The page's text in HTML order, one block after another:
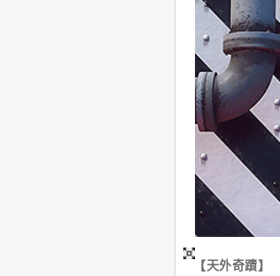
【天外奇蹟】